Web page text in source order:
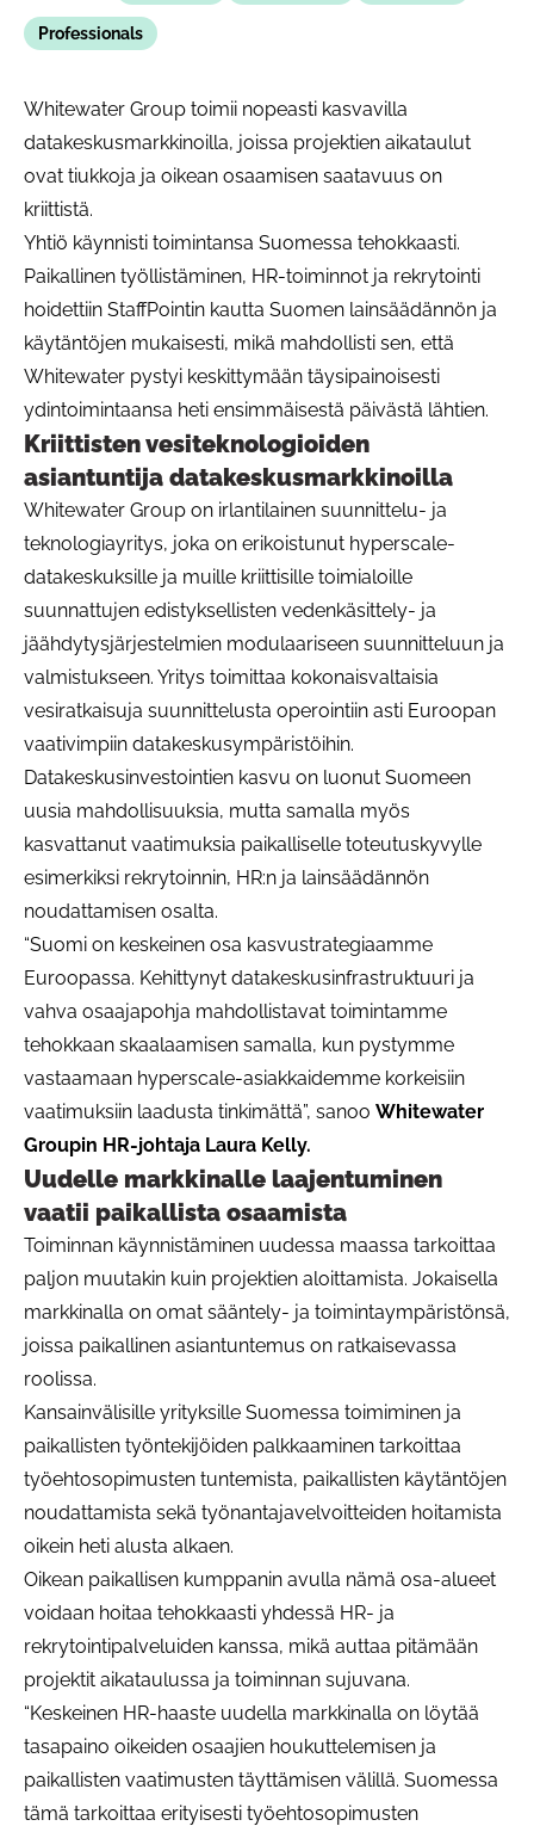
Professionals
Whitewater Group toimii nopeasti kasvavilla
datakeskusmarkkinoilla, joissa projektien aikataulut
ovat tiukkoja ja oikean osaamisen saatavuus on
kriittistä.
Yhtiö käynnisti toimintansa Suomessa tehokkaasti.
Paikallinen työllistäminen, HR-toiminnot ja rekrytointi
hoidettiin StaffPointin kautta Suomen lainsäädännön ja
käytäntöjen mukaisesti, mikä mahdollisti sen, että
Whitewater pystyi keskittymään täysipainoisesti
ydintoimintaansa heti ensimmäisestä päivästä lähtien.
Kriittisten vesiteknologioiden
asiantuntija datakeskusmarkkinoilla
Whitewater Group on irlantilainen suunnittelu- ja
teknologiayritys, joka on erikoistunut hyperscale-
datakeskuksille ja muille kriittisille toimialoille
suunnattujen edistyksellisten vedenkäsittely- ja
jäähdytysjärjestelmien modulaariseen suunnitteluun ja
valmistukseen. Yritys toimittaa kokonaisvaltaisia
vesiratkaisuja suunnittelusta operointiin asti Euroopan
vaativimpiin datakeskusympäristöihin.
Datakeskusinvestointien kasvu on luonut Suomeen
uusia mahdollisuuksia, mutta samalla myös
kasvattanut vaatimuksia paikalliselle toteutuskyvylle
esimerkiksi rekrytoinnin, HR:n ja lainsäädännön
noudattamisen osalta.
“Suomi on keskeinen osa kasvustrategiaamme
Euroopassa. Kehittynyt datakeskusinfrastruktuuri ja
vahva osaajapohja mahdollistavat toimintamme
tehokkaan skaalaamisen samalla, kun pystymme
vastaamaan hyperscale-asiakkaidemme korkeisiin
vaatimuksiin laadusta tinkimättä”, sanoo Whitewater
Groupin HR-johtaja Laura Kelly.
Uudelle markkinalle laajentuminen
vaatii paikallista osaamista
Toiminnan käynnistäminen uudessa maassa tarkoittaa
paljon muutakin kuin projektien aloittamista. Jokaisella
markkinalla on omat sääntely- ja toimintaympäristönsä,
joissa paikallinen asiantuntemus on ratkaisevassa
roolissa.
Kansainvälisille yrityksille Suomessa toimiminen ja
paikallisten työntekijöiden palkkaaminen tarkoittaa
työehtosopimusten tuntemista, paikallisten käytäntöjen
noudattamista sekä työnantajavelvoitteiden hoitamista
oikein heti alusta alkaen.
Oikean paikallisen kumppanin avulla nämä osa-alueet
voidaan hoitaa tehokkaasti yhdessä HR- ja
rekrytointipalveluiden kanssa, mikä auttaa pitämään
projektit aikataulussa ja toiminnan sujuvana.
“Keskeinen HR-haaste uudella markkinalla on löytää
tasapaino oikeiden osaajien houkuttelemisen ja
paikallisten vaatimusten täyttämisen välillä. Suomessa
tämä tarkoittaa erityisesti työehtosopimusten